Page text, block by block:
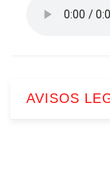
AVISOS